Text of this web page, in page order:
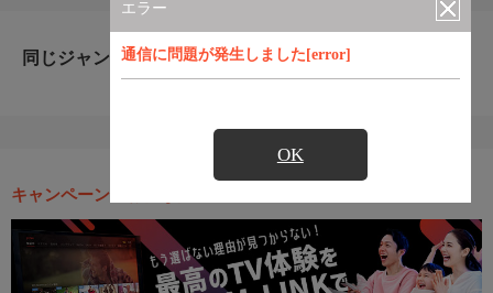
エラー
通信に問題が発生しました[error]
OK
同じジャンルのおすすめ番組
キャンペーン・お得な情報